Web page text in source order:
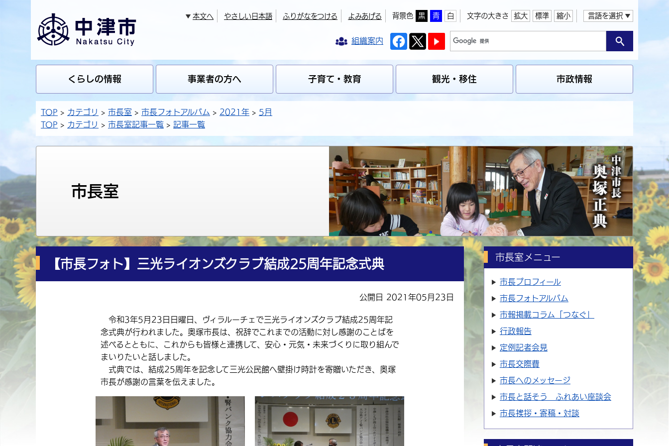
本文へ やさしい日本語 ふりがなをつける よみあげる 背景色 黒 青 白 文字の大きさ 拡大 標準 縮小 言語を選択
組織案内
くらしの情報 事業者の方へ 子育て・教育 観光・移住 市政情報
TOP カテゴリ 市長室 市長フォトアルバム 2021年
5月
TOP
カテゴリ 市長室記事一覧 記事一覧
市長室
【市長フォト】三光ライオンズクラブ結成25周年記念式典
公開日 2021年05月23日
令和3年5月23日日曜日、ヴィラルーチェで三光ライオンズクラブ結成25周年記
念式典が行われました。奥塚市長は、祝辞でこれまでの活動に対し感謝のことばを
述べるとともに、これからも皆様と連携して、安心・元気・未来づくりに取り組んで
まいりたいと話しました。
式典では、結成25周年を記念して三光公民館へ壁掛け時計を寄贈いただき、奥塚
市長が感謝の言葉を伝えました。
市長室メニュー
市長プロフィール
市長フォトアルバム
市報掲載コラム「つなぐ」
行政報告
定例記者会見
市長交際費
市長へのメッセージ
市長と話そう ふれあい座談会
市長挨拶・寄稿・対談